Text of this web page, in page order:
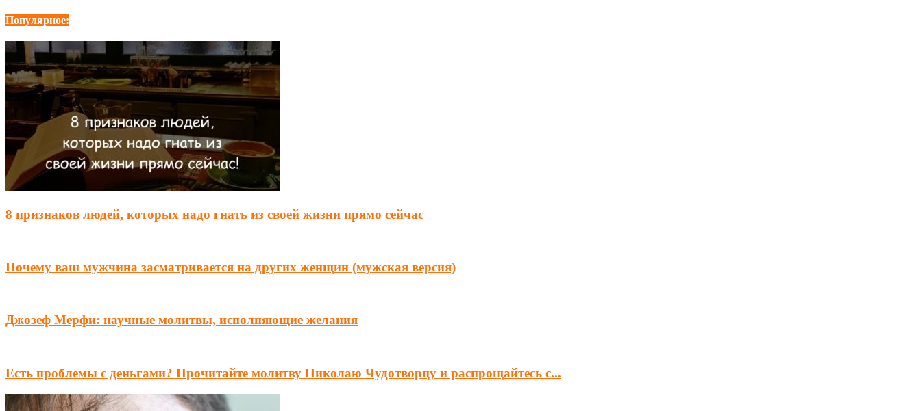
Популярное:
8 признаков людей, которых надо гнать из своей жизни прямо сейчас
Почему ваш мужчина засматривается на других женщин (мужская версия)
Джозеф Мерфи: научные молитвы, исполняющие желания
Есть проблемы с деньгами? Прочитайте молитву Николаю Чудотворцу и распрощайтесь с...